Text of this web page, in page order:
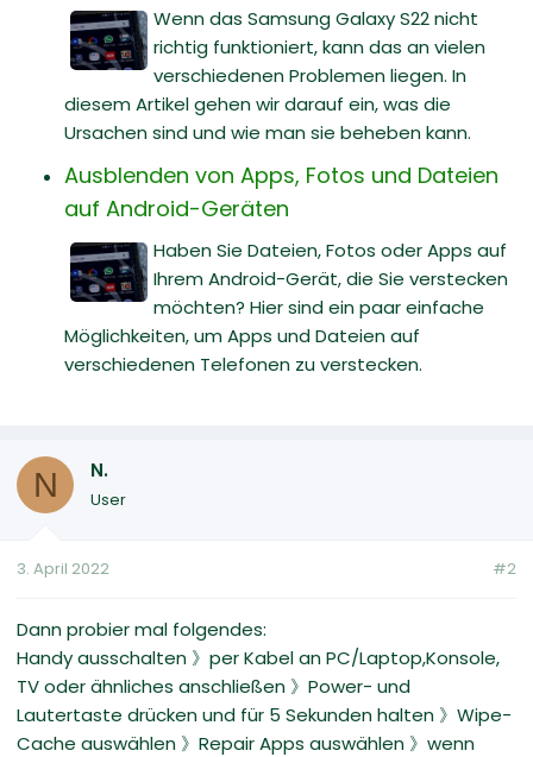
Wenn das Samsung Galaxy S22 nicht
richtig funktioniert, kann das an vielen
verschiedenen Problemen liegen. In
diesem Artikel gehen wir darauf ein, was die
Ursachen sind und wie man sie beheben kann.
Ausblenden von Apps, Fotos und Dateien
auf Android-Geräten
Haben Sie Dateien, Fotos oder Apps auf
Ihrem Android-Gerät, die Sie verstecken
möchten? Hier sind ein paar einfache
Möglichkeiten, um Apps und Dateien auf
verschiedenen Telefonen zu verstecken.
N N.
User
3. April 2022 #2
Dann probier mal folgendes:
Handy ausschalten 》per Kabel an PC/Laptop,Konsole,
TV oder ähnliches anschließen 》Power- und
Lautertaste drücken und für 5 Sekunden halten 》Wipe-
Cache auswählen 》Repair Apps auswählen 》wenn